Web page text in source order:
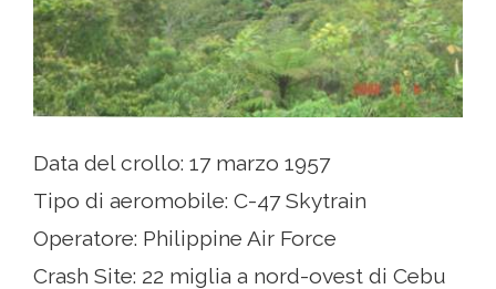
Data del crollo: 17 marzo 1957
Tipo di aeromobile: C-47 Skytrain
Operatore: Philippine Air Force
Crash Site: 22 miglia a nord-ovest di Cebu